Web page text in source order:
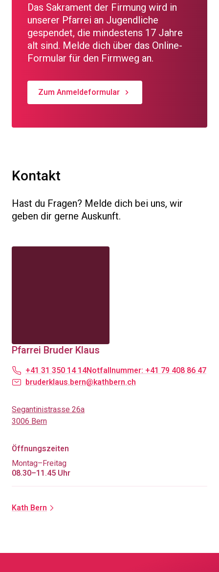
Das Sakrament der Firmung wird in
unserer Pfarrei an Jugendliche
gespendet, die mindestens 17 Jahre
alt sind. Melde dich über das Online-
Formular für den Firmweg an.
Zum Anmeldeformular
Kontakt
Hast du Fragen? Melde dich bei uns, wir
geben dir gerne Auskunft.
Pfarrei Bruder Klaus
+41 31 350 14 14Notfallnummer: +41 79 408 86 47
bruderklaus.bern@kathbern.ch
Segantinistrasse 26a
3006 Bern
Öffnungszeiten
Montag–Freitag
08.30–11.45 Uhr
Kath Bern